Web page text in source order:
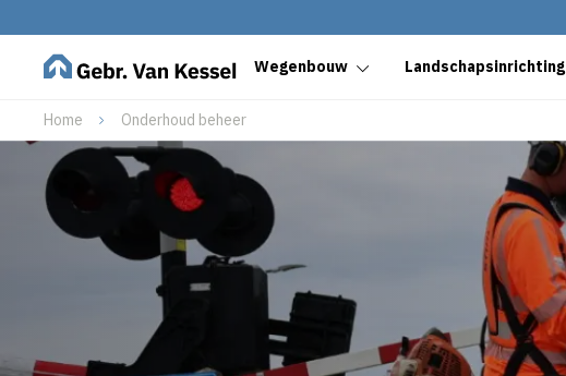
Wegenbouw Landschapsinrichting
Home Onderhoud beheer